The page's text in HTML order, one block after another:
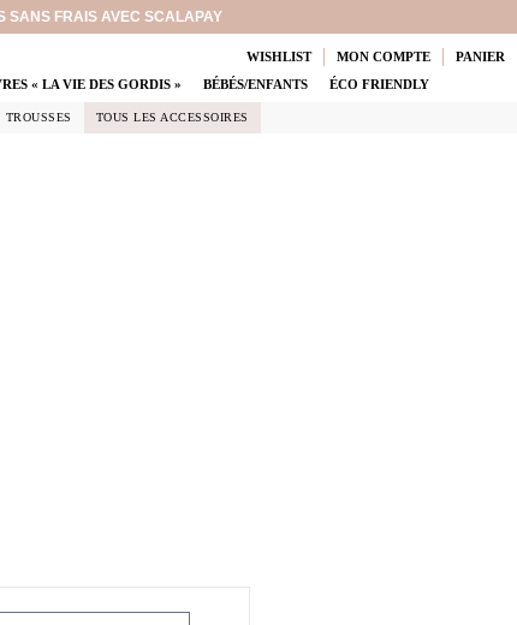
SANS FRAIS AVEC SCALAPAY
WISHLIST MON COMPTE
PANIER
« LA VIE DES GORDIS » BÉBÉS/ENFANTS ÉCO FRIENDLY
TROUSSES TOUS LES ACCESSOIRES